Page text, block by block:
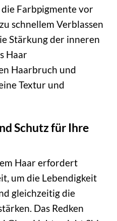
Farbpigmente vor
schnellem Verblassen
Stärkung der inneren
Haar
Haarbruch und
Textur und
Schutz für Ihre
Haar erfordert
um die Lebendigkeit
gleichzeitig die
Das Redken